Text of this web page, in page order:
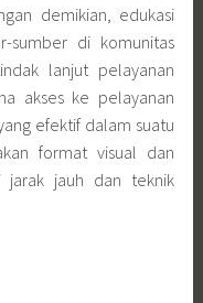
demikian, edukasi
sumber di komunitas
lanjut pelayanan
akses ke pelayanan
efektif dalam suatu
format visual dan
jarak jauh dan teknik